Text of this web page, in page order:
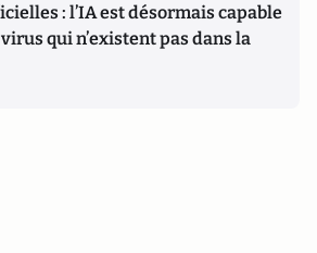
: l’IA est désormais capable
qui n’existent pas dans la